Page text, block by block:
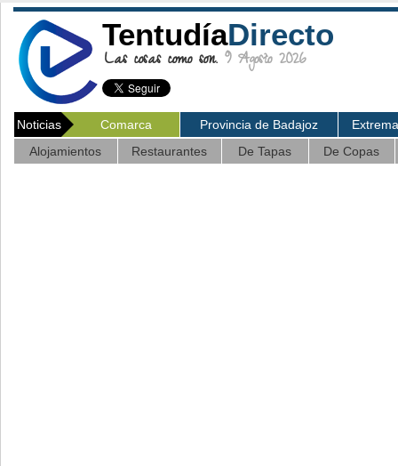
TentudíaDirecto
Las cosas como son. 9 Agosto 2026
Noticias Comarca Provincia de Badajoz
Alojamientos
Restaurantes De Tapas De Copas